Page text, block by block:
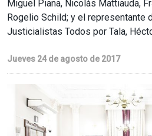
Miguel Piana, Nicolás Mattiauda,
Rogelio Schild; y el representante
Justicialistas Todos por Tala,
Jueves 24 de agosto de 2017